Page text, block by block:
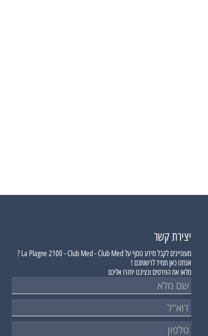
יצירת קשר
מעוניינים לקבל מידע נוסף עלLa Plagne 2100 - Club Med - Club Med ?
אנחנו כאן תמיד לרשותכם !
מלאו את הפרטים ונציגנו יחזרו אליכם